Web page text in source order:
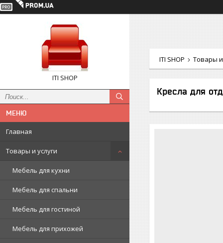
ITI SHOP
Главная
Товары и услуги
Мебель для кухни
Мебель для спальни
Мебель для гостиной
Мебель для прихожей
ITI SHOP Товары и
Кресла для